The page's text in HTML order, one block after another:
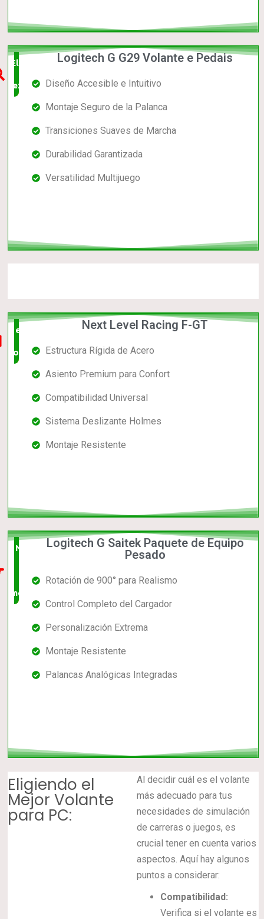
Elección
experta
Logitech G G29 Volante e Pedais
Diseño Accesible e Intuitivo
Montaje Seguro de la Palanca
Transiciones Suaves de Marcha
Durabilidad Garantizada
Versatilidad Multijuego
el mas
completo
Next Level Racing F-GT
Estructura Rígida de Acero
Asiento Premium para Confort
Compatibilidad Universal
Sistema Deslizante Holmes
Montaje Resistente
Nuevo
mercado
Logitech G Saitek Paquete de Equipo
Pesado
Rotación de 900° para Realismo
Control Completo del Cargador
Personalización Extrema
Montaje Resistente
Palancas Analógicas Integradas
Eligiendo el
Mejor Volante
para PC:
Al decidir cuál es el volante
más adecuado para tus
necesidades de simulación
de carreras o juegos, es
crucial tener en cuenta varios
aspectos. Aquí hay algunos
puntos a considerar:
Compatibilidad:
Verifica si el volante es